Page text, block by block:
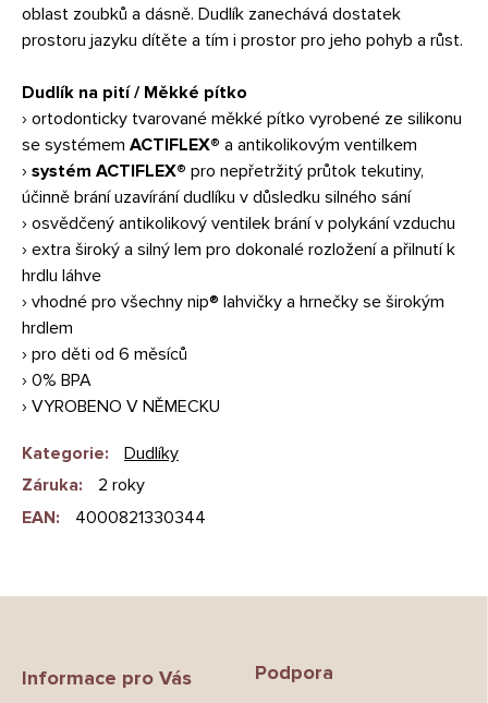
oblast zoubků a dásně. Dudlík zanechává dostatek
prostoru jazyku dítěte a tím i prostor pro jeho pohyb a růst.
Dudlík na pití / Měkké pítko
› ortodonticky tvarované měkké pítko vyrobené ze silikonu
se systémem ACTIFLEX® a antikolikovým ventilkem
› systém ACTIFLEX® pro nepřetržitý průtok tekutiny,
účinně brání uzavírání dudlíku v důsledku silného sání
› osvědčený antikolikový ventilek brání v polykání vzduchu
› extra široký a silný lem pro dokonalé rozložení a přilnutí k
hrdlu láhve
› vhodné pro všechny nip® lahvičky a hrnečky se širokým
hrdlem
› pro děti od 6 měsíců
› 0% BPA
› VYROBENO V NĚMECKU
Kategorie:
Dudlíky
Záruka:
2 roky
EAN: 4000821330344
Informace pro Vás Podpora